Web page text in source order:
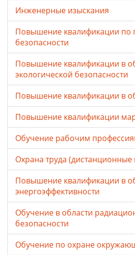
Инженерные изыскания
Повышение квалификации по
безопасности
Повышение квалификации в
экологической безопасности
Повышение квалификации в
Повышение квалификации
Обучение рабочим
Охрана труда (дистанционные
Повышение квалификации в
энергоэффективности
Обучение в области
безопасности
Обучение по охране